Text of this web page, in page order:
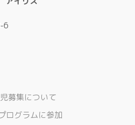
6
募集について
ログラムに参加